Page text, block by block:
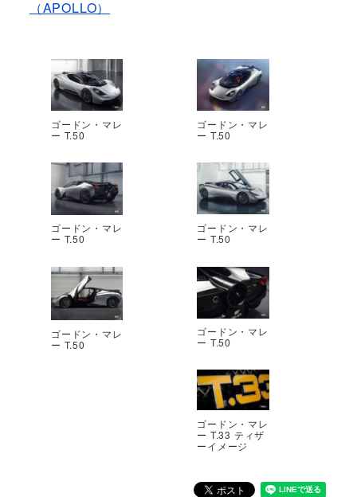
（APOLLO）
ゴードン・マレ
ー T.50
ゴードン・マレ
ー T.50
ゴードン・マレ
ー T.50
ゴードン・マレ
ー T.50
ゴードン・マレ
ー T.50
ゴードン・マレ
ー T.50
ゴードン・マレ
ー T.33 ティザ
ーイメージ